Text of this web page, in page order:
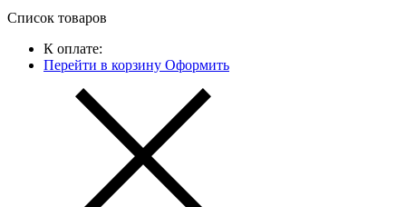
Список товаров
К оплате:
Перейти в корзину Оформить